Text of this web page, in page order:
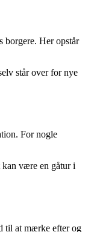
borgere. Her opstår
står over for nye
For nogle
være en gåtur i
til at mærke efter og